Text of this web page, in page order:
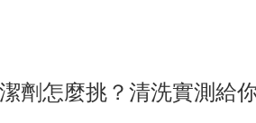
劑怎麼挑？清洗實測給